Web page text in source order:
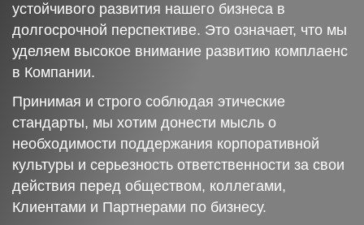
устойчивого развития нашего бизнеса в
долгосрочной перспективе. Это означает, что мы
уделяем высокое внимание развитию комплаенс
в Компании.
Принимая и строго соблюдая этические
стандарты, мы хотим донести мысль о
необходимости поддержания корпоративной
культуры и серьезность ответственности за свои
действия перед обществом, коллегами,
Клиентами и Партнерами по бизнесу.